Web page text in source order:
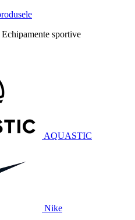
Echipamente sportive
AQUASTIC
Nike